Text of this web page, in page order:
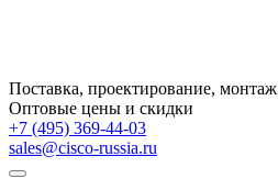
Поставка, проектирование, монтаж
Оптовые цены и скидки
+7 (495) 369-44-03
sales@cisco-russia.ru